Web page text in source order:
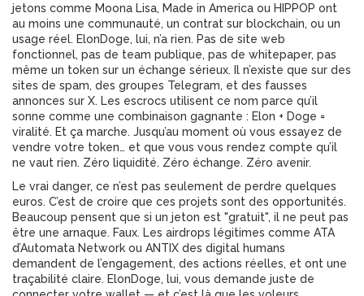
jetons comme Moona Lisa, Made in America ou HIPPOP ont
au moins une communauté, un contrat sur blockchain, ou un
usage réel. ElonDoge, lui, n’a rien. Pas de site web
fonctionnel, pas de team publique, pas de whitepaper, pas
même un token sur un échange sérieux. Il n’existe que sur des
sites de spam, des groupes Telegram, et des fausses
annonces sur X. Les escrocs utilisent ce nom parce qu’il
sonne comme une combinaison gagnante : Elon + Doge =
viralité. Et ça marche. Jusqu’au moment où vous essayez de
vendre votre token… et que vous vous rendez compte qu’il
ne vaut rien. Zéro liquidité. Zéro échange. Zéro avenir.
Le vrai danger, ce n’est pas seulement de perdre quelques
euros. C’est de croire que ces projets sont des opportunités.
Beaucoup pensent que si un jeton est "gratuit", il ne peut pas
être une arnaque. Faux. Les airdrops légitimes comme ATA
d’Automata Network ou ANTIX des digital humans
demandent de l’engagement, des actions réelles, et ont une
traçabilité claire. ElonDoge, lui, vous demande juste de